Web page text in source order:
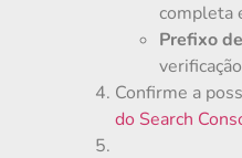
completa
Prefixo
Confirme a
do Search